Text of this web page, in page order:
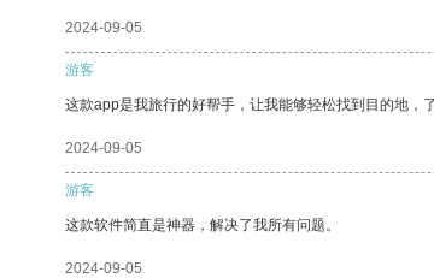
2024-09-05
游客
这款app是我旅行的好帮手，让我能够轻松找到目的地，
2024-09-05
游客
这款软件简直是神器，解决了我所有问题。
2024-09-05